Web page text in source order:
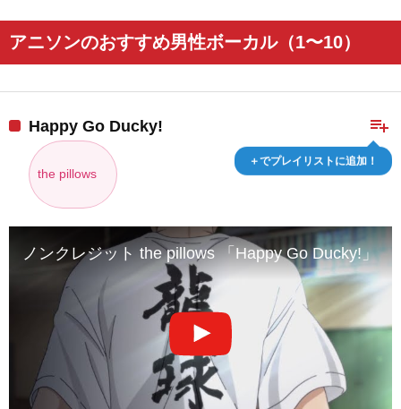
アニソンのおすすめ男性ボーカル（1〜10）
playlist_add
＋でプレイリストに追加！
Happy Go Ducky!
the pillows
ノンクレジット the pillows 「Happy Go Ducky!」 |